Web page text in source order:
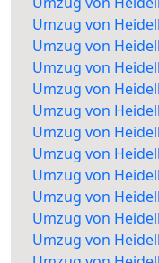
Umzug von
Umzug von
Umzug von
Umzug von
Umzug von
Umzug von
Umzug von
Umzug von
Umzug von
Umzug von
Umzug von